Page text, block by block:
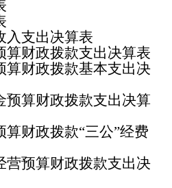
支出决算表
财政拨款支出决算表
财政拨款基本支出决
算财政拨款支出决算
财政拨款“三公”经费
预算财政拨款支出决